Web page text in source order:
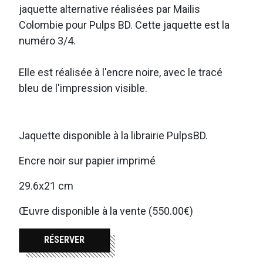
jaquette alternative réalisées par Mailis
Colombie pour Pulps BD. Cette jaquette est la
numéro 3/4.
Elle est réalisée à l'encre noire, avec le tracé
bleu de l'impression visible.
Jaquette disponible à la librairie PulpsBD.
Encre noir sur papier imprimé
29.6x21 cm
Œuvre disponible à la vente (550.00€)
RÉSERVER